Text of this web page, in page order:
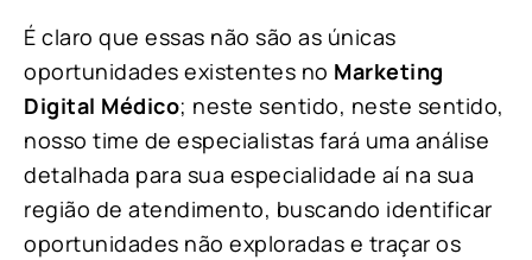
É claro que essas não são as únicas
oportunidades existentes no Marketing
Digital Médico; neste sentido, neste sentido,
nosso time de especialistas fará uma análise
detalhada para sua especialidade aí na sua
região de atendimento, buscando identificar
oportunidades não exploradas e traçar os